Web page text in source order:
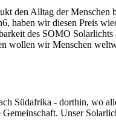
den Alltag der
haben wir diesen Preis
des SOMO
wir Menschen
Südafrika - dorthin, wo
Unser